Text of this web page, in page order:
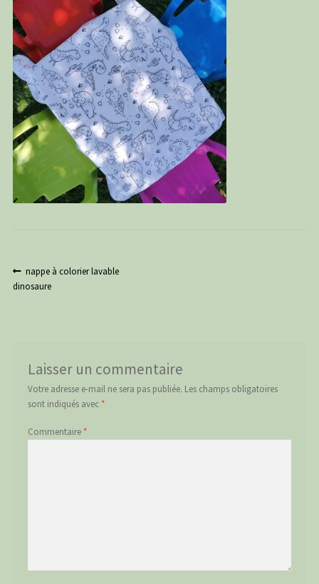
PANIER
CONTACT
C G
Navigation
de
Article
précédent :
nappe à colorier lavable
dinosaure
Laisser un commentaire
Votre adresse e-mail ne sera pas publiée. Les champs obligatoires
sont indiqués avec *
Commentaire *